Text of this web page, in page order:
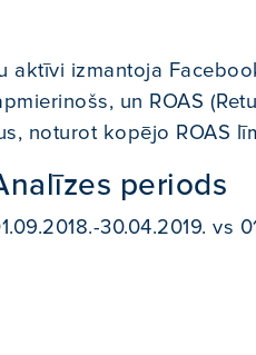
izmantoja
un ROAS
noturot kopējo ROAS
periods
30.04.2019. vs